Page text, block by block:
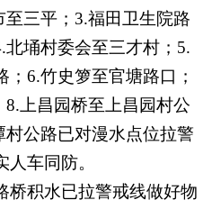
三平；3.福田卫生院路
埇村委会至三才村；5.
6.竹史箩至官塘路口；
上昌园桥至上昌园村公
公路已对漫水点位拉警
车同防。
积水已拉警戒线做好物